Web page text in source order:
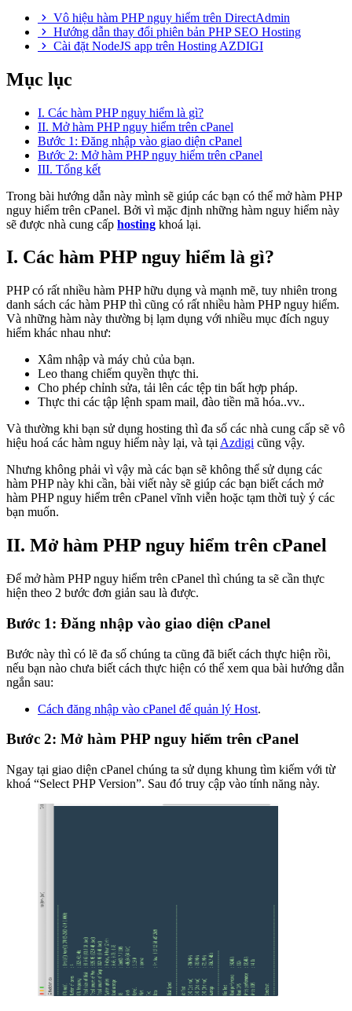
Vô hiệu hàm PHP nguy hiểm trên DirectAdmin
Hướng dẫn thay đổi phiên bản PHP SEO Hosting
Cài đặt NodeJS app trên Hosting AZDIGI
Mục lục
I. Các hàm PHP nguy hiểm là gì?
II. Mở hàm PHP nguy hiểm trên cPanel
Bước 1: Đăng nhập vào giao diện cPanel
Bước 2: Mở hàm PHP nguy hiểm trên cPanel
III. Tổng kết
Trong bài hướng dẫn này mình sẽ giúp các bạn có thể mở hàm PHP
nguy hiểm trên cPanel. Bởi vì mặc định những hàm nguy hiểm này
sẽ được nhà cung cấp hosting khoá lại.
I. Các hàm PHP nguy hiểm là gì?
PHP có rất nhiều hàm PHP hữu dụng và mạnh mẽ, tuy nhiên trong
danh sách các hàm PHP thì cũng có rất nhiều hàm PHP nguy hiểm.
Và những hàm này thường bị lạm dụng với nhiều mục đích nguy
hiểm khác nhau như:
Xâm nhập và máy chủ của bạn.
Leo thang chiếm quyền thực thi.
Cho phép chỉnh sửa, tải lên các tệp tin bất hợp pháp.
Thực thi các tập lệnh spam mail, đào tiền mã hóa..vv..
Và thường khi bạn sử dụng hosting thì đa số các nhà cung cấp sẽ vô
hiệu hoá các hàm nguy hiểm này lại, và tại Azdigi cũng vậy.
Nhưng không phải vì vậy mà các bạn sẽ không thể sử dụng các
hàm PHP này khi cần, bài viết này sẽ giúp các bạn biết cách mở
hàm PHP nguy hiểm trên cPanel vĩnh viễn hoặc tạm thời tuỳ ý các
bạn muốn.
II. Mở hàm PHP nguy hiểm trên cPanel
Để mở hàm PHP nguy hiểm trên cPanel thì chúng ta sẽ cần thực
hiện theo 2 bước đơn giản sau là được.
Bước 1: Đăng nhập vào giao diện cPanel
Bước này thì có lẽ đa số chúng ta cũng đã biết cách thực hiện rồi,
nếu bạn nào chưa biết cách thực hiện có thể xem qua bài hướng dẫn
ngắn sau:
Cách đăng nhập vào cPanel để quản lý Host.
Bước 2: Mở hàm PHP nguy hiểm trên cPanel
Ngay tại giao diện cPanel chúng ta sử dụng khung tìm kiếm với từ
khoá “Select PHP Version”. Sau đó truy cập vào tính năng này.